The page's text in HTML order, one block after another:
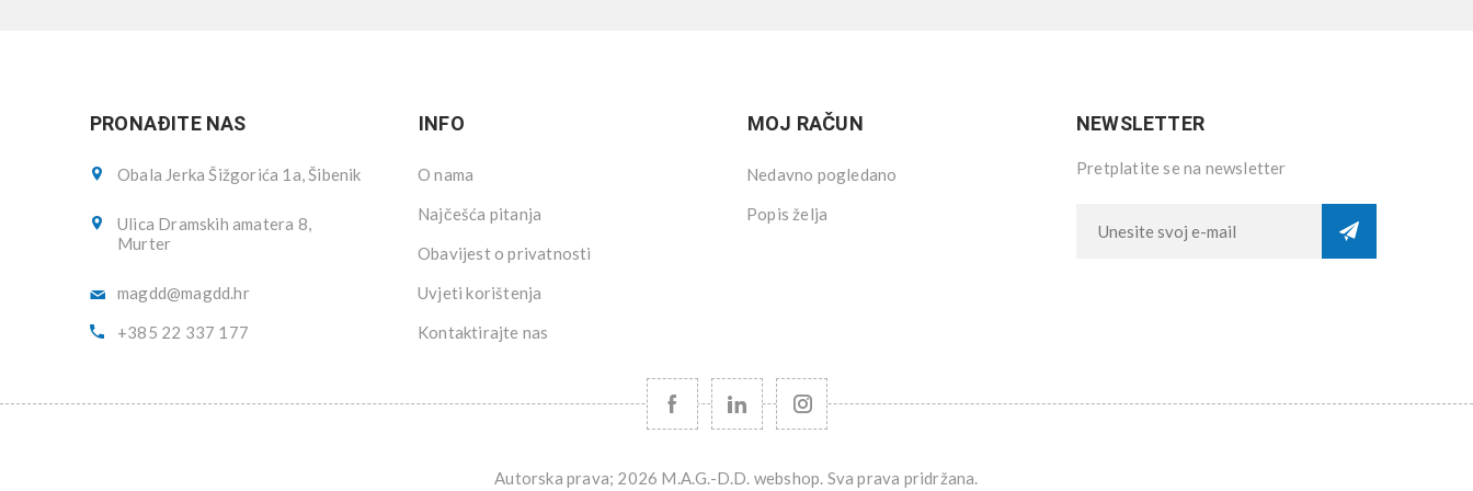
PRONAĐITE NAS
Obala Jerka Šižgorića 1a, Šibenik
Ulica Dramskih amatera 8,
Murter
magdd@magdd.hr
+385 22 337 177
INFO
O nama
Najčešća pitanja
Obavijest o privatnosti
Uvjeti korištenja
Kontaktirajte nas
MOJ RAČUN
Nedavno pogledano
Popis želja
NEWSLETTER
Pretplatite se na newsletter
Autorska prava; 2026 M.A.G.-D.D. webshop. Sva prava pridržana.